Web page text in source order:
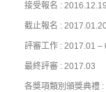
接受報名 : 2016.12.19
截止報名 :
評審工作 : 2017.01 –
最終評審 : 2017.03
各獎項類別頒獎典禮